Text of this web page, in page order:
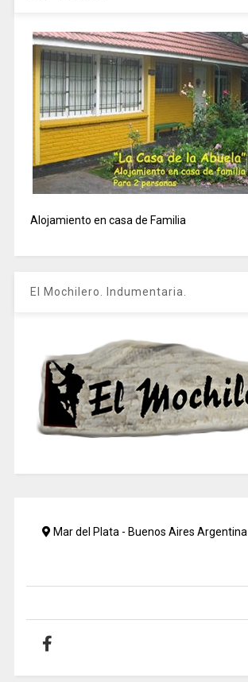
Alojamiento en casa de Familia
El Mochilero. Indumentaria.
Mar del Plata - Buenos Aires Argentina